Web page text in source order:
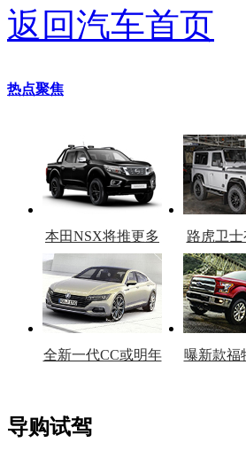
返回汽车首页
热点聚焦
本田NSX将推更多
车型
路虎卫
复
全新一代CC或明年
曝新款福
导购试驾